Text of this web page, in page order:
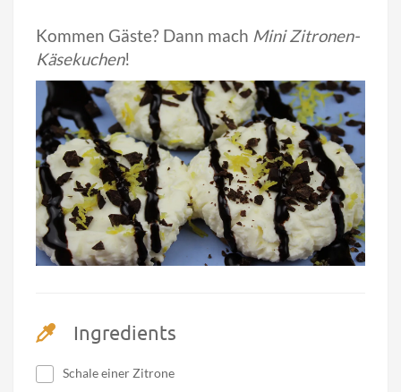
Kommen Gäste? Dann mach Mini Zitronen-
Käsekuchen!
Ingredients
Schale einer Zitrone